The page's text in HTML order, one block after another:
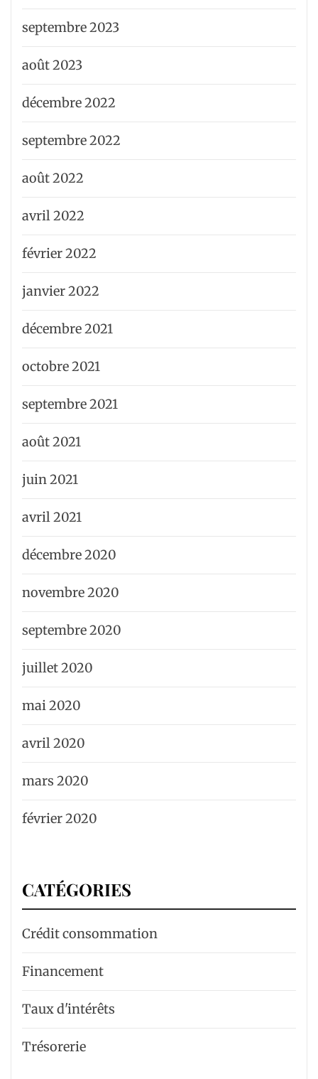
septembre 2023
août 2023
décembre 2022
septembre 2022
août 2022
avril 2022
février 2022
janvier 2022
décembre 2021
octobre 2021
septembre 2021
août 2021
juin 2021
avril 2021
décembre 2020
novembre 2020
septembre 2020
juillet 2020
mai 2020
avril 2020
mars 2020
février 2020
CATÉGORIES
Crédit consommation
Financement
Taux d'intérêts
Trésorerie